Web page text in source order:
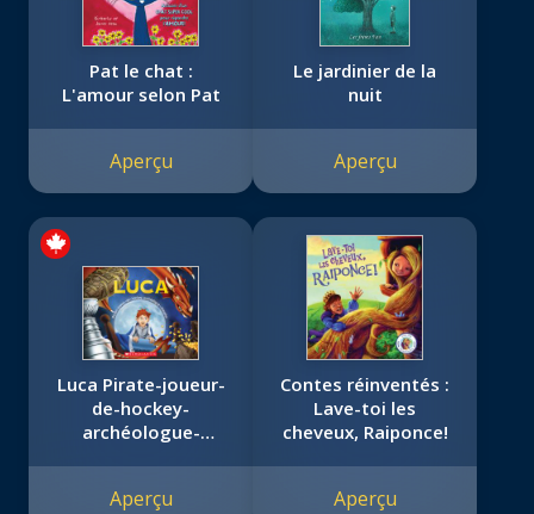
Pat le chat :
L'amour selon Pat
Aperçu
Le jardinier de la
nuit
Aperçu
Luca Pirate-joueur-
de-hockey-
archéologue-
Aperçu
Contes réinventés :
Lave-toi les
cheveux, Raiponce!
Aperçu